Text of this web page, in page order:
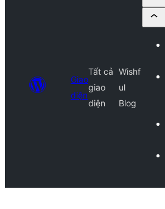
Giao
diện
Tất cả
giao
diện
Wishf
ul
Blog